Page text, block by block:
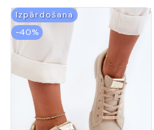
Izpārdošana
-40%